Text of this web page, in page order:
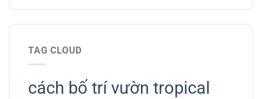
TAG CLOUD
cách bố trí vườn tropical